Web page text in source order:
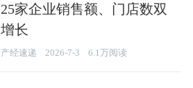
25家企业销售额、门店数双
增长
产经速递 2026-7-3 6.1万阅读